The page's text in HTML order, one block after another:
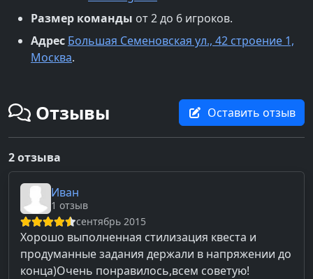
Размер команды от 2 до 6 игроков.
Адрес Большая Семеновская ул., 42 строение 1,
Москва.
Отзывы Оставить отзыв
2 отзыва
Иван
1 отзыв
сентябрь 2015
Хорошо выполненная стилизация квеста и
продуманные задания держали в напряжении до
конца)Очень понравилось,всем советую!